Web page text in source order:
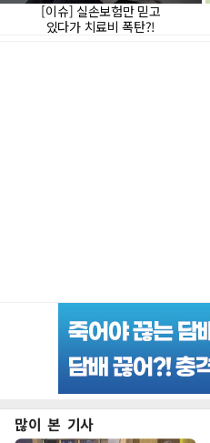
많이 본 기사